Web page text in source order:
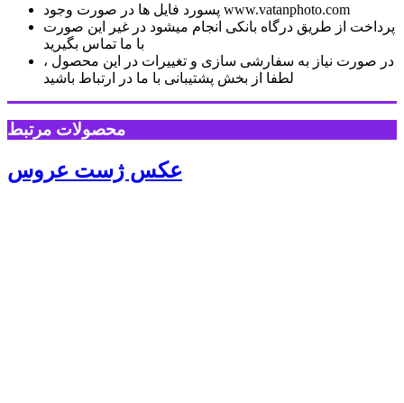
پسورد فایل ها در صورت وجود www.vatanphoto.com
پرداخت از طریق درگاه بانکی انجام میشود در غیر این صورت
با ما تماس بگیرید
در صورت نیاز به سفارشی سازی و تغییرات در این محصول ،
لطفا از بخش پشتیبانی با ما در ارتباط باشید
محصولات مرتبط
عکس ژست عروس